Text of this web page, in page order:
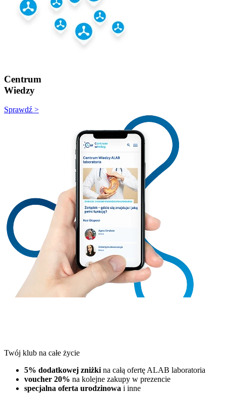
Centrum
Wiedzy
Sprawdź >
Twój klub na całe życie
5% dodatkowej zniżki na całą ofertę ALAB laboratoria
voucher 20% na kolejne zakupy w prezencie
specjalna oferta urodzinowa i inne